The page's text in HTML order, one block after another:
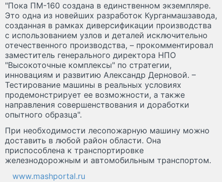
"Пока ПМ-160 создана в единственном экземпляре.
Это одна из новейших разработок Курганмашзавода,
созданная в рамках диверсификации производства
с использованием узлов и деталей исключительно
отечественного производства, – прокомментировал
заместитель генерального директора НПО
"Высокоточные комплексы" по стратегии,
инновациям и развитию Александр Дерновой. –
Тестирование машины в реальных условиях
продемонстрирует ее возможности, а также
направления совершенствования и доработки
опытного образца".
При необходимости лесопожарную машину можно
доставить в любой район области. Она
приспособлена к транспортировке
железнодорожным и автомобильным транспортом.
www.mashportal.ru